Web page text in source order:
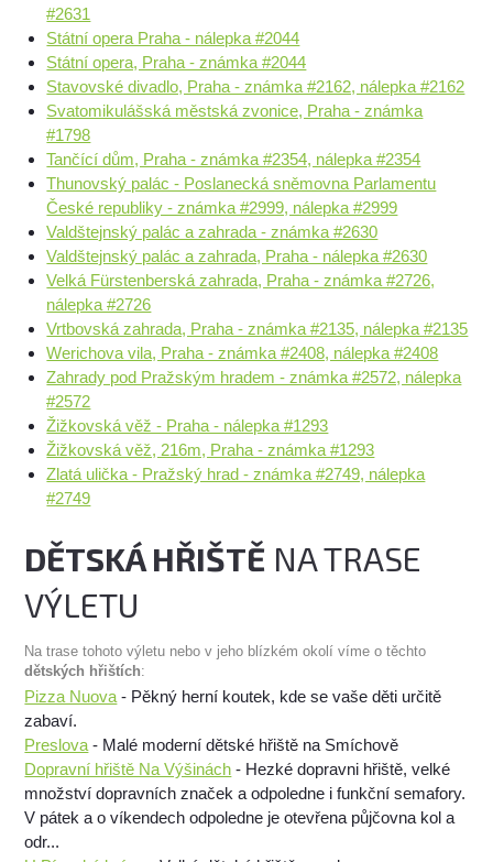
#2631
Státní opera Praha - nálepka #2044
Státní opera, Praha - známka #2044
Stavovské divadlo, Praha - známka #2162, nálepka #2162
Svatomikulášská městská zvonice, Praha - známka
#1798
Tančící dům, Praha - známka #2354, nálepka #2354
Thunovský palác - Poslanecká sněmovna Parlamentu
České republiky - známka #2999, nálepka #2999
Valdštejnský palác a zahrada - známka #2630
Valdštejnský palác a zahrada, Praha - nálepka #2630
Velká Fürstenberská zahrada, Praha - známka #2726,
nálepka #2726
Vrtbovská zahrada, Praha - známka #2135, nálepka #2135
Werichova vila, Praha - známka #2408, nálepka #2408
Zahrady pod Pražským hradem - známka #2572, nálepka
#2572
Žižkovská věž - Praha - nálepka #1293
Žižkovská věž, 216m, Praha - známka #1293
Zlatá ulička - Pražský hrad - známka #2749, nálepka
#2749
DĚTSKÁ HŘIŠTĚ NA TRASE
VÝLETU
Na trase tohoto výletu nebo v jeho blízkém okolí víme o těchto
dětských hřištích:
Pizza Nuova - Pěkný herní koutek, kde se vaše děti určitě
zabaví.
Preslova - Malé moderní dětské hřiště na Smíchově
Dopravní hřiště Na Výšinách - Hezké dopravni hřiště, velké
množství dopravních značek a odpoledne i funkční semafory.
V pátek a o víkendech odpoledne je otevřena půjčovna kol a
odr...